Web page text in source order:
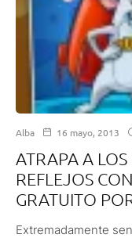
Alba 16 mayo, 2013
ATRAPA A
REFLEJOS
GRATUITO
Extremadamente